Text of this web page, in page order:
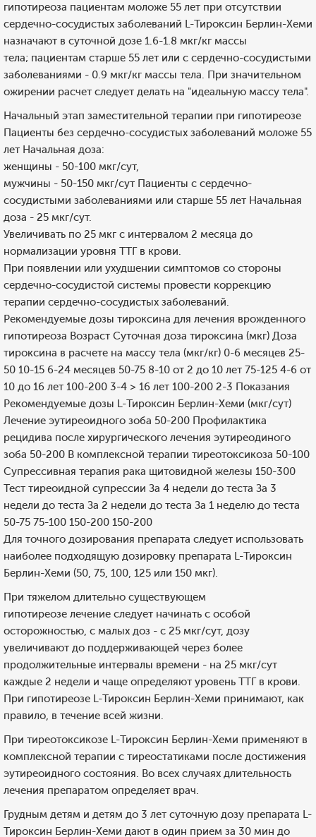
гипотиреоза пациентам моложе 55 лет при отсутствии
сердечно-сосудистых заболеваний L-Тироксин Берлин-Хеми
назначают в суточной дозе 1.6-1.8 мкг/кг массы
тела; пациентам старше 55 лет или с сердечно-сосудистыми
заболеваниями - 0.9 мкг/кг массы тела. При значительном
ожирении расчет следует делать на "идеальную массу тела".
Начальный этап заместительной терапии при гипотиреозе
Пациенты без сердечно-сосудистых заболеваний моложе 55
лет Начальная доза:
женщины - 50-100 мкг/сут,
мужчины - 50-150 мкг/сут Пациенты с сердечно-
сосудистыми заболеваниями или старше 55 лет Начальная
доза - 25 мкг/сут.
Увеличивать по 25 мкг с интервалом 2 месяца до
нормализации уровня ТТГ в крови.
При появлении или ухудшении симптомов со стороны
сердечно-сосудистой системы провести коррекцию
терапии сердечно-сосудистых заболеваний.
Рекомендуемые дозы тироксина для лечения врожденного
гипотиреоза Возраст Суточная доза тироксина (мкг) Доза
тироксина в расчете на массу тела (мкг/кг) 0-6 месяцев 25-
50 10-15 6-24 месяцев 50-75 8-10 от 2 до 10 лет 75-125 4-6 от
10 до 16 лет 100-200 3-4 > 16 лет 100-200 2-3 Показания
Рекомендуемые дозы L-Тироксин Берлин-Хеми (мкг/сут)
Лечение эутиреоидного зоба 50-200 Профилактика
рецидива после хирургического лечения эутиреодиного
зоба 50-200 В комплексной терапии тиреотоксикоза 50-100
Супрессивная терапия рака щитовидной железы 150-300
Тест тиреоидной супрессии За 4 недели до теста За 3
недели до теста За 2 недели до теста За 1 неделю до теста
50-75 75-100 150-200 150-200
Для точного дозирования препарата следует использовать
наиболее подходящую дозировку препарата L-Тироксин
Берлин-Хеми (50, 75, 100, 125 или 150 мкг).
При тяжелом длительно существующем
гипотиреозе лечение следует начинать с особой
осторожностью, с малых доз - с 25 мкг/сут, дозу
увеличивают до поддерживающей через более
продолжительные интервалы времени - на 25 мкг/сут
каждые 2 недели и чаще определяют уровень ТТГ в крови.
При гипотиреозе L-Тироксин Берлин-Хеми принимают, как
правило, в течение всей жизни.
При тиреотоксикозе L-Тироксин Берлин-Хеми применяют в
комплексной терапии с тиреостатиками после достижения
эутиреоидного состояния. Во всех случаях длительность
лечения препаратом определяет врач.
Грудным детям и детям до 3 лет суточную дозу препарата L-
Тироксин Берлин-Хеми дают в один прием за 30 мин до